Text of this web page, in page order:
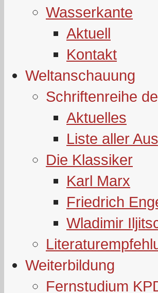
Wasserkante
Aktuell
Kontakt
Weltanschauung
Schriftenreihe
Aktuelles
Liste aller
Die Klassiker
Karl Marx
Friedrich
Wladimir
Weiterbildung
Fernstudium